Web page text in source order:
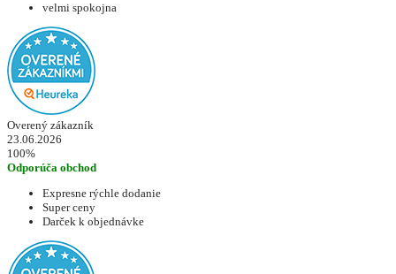
velmi spokojna
Overený zákazník
23.06.2026
100%
Odporúča obchod
Expresne rýchle dodanie
Super ceny
Darček k objednávke